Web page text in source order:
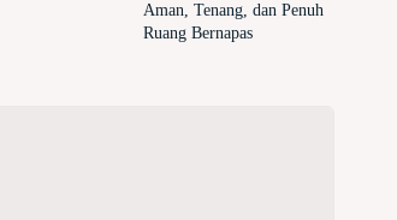
Aman, Tenang, dan Penuh
Ruang Bernapas